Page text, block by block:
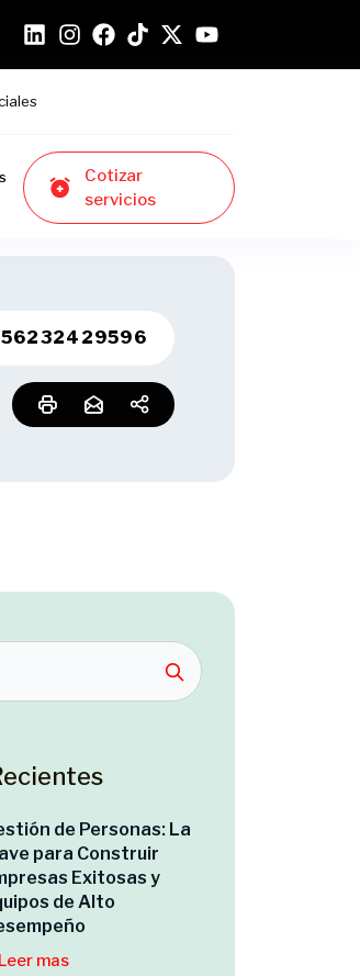
Cotizar
servicios
de Personas: La
para Construir
Exitosas y
de Alto
Leer mas